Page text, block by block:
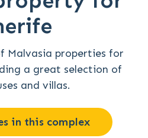
Malvasia properties for
a great selection of
and villas.
in this complex